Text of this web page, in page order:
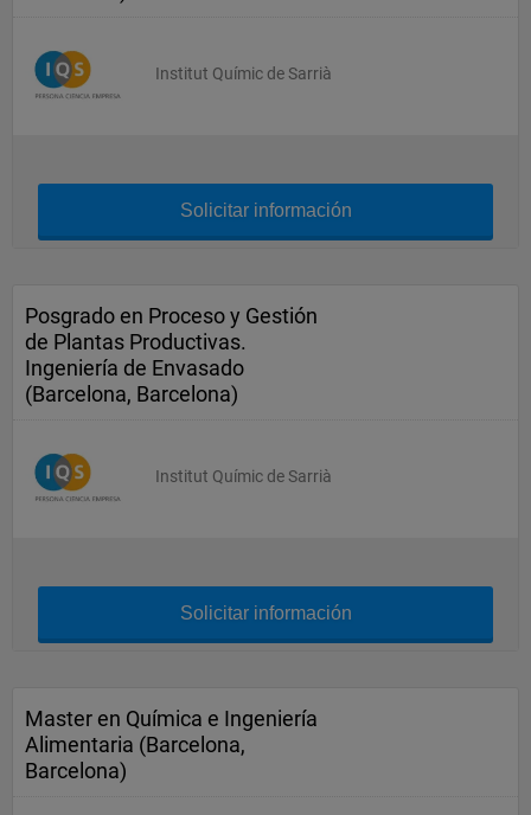
Institut Químic de Sarrià
Solicitar información
Posgrado en Proceso y Gestión
de Plantas Productivas.
Ingeniería de Envasado
(Barcelona, Barcelona)
Institut Químic de Sarrià
Solicitar información
Master en Química e Ingeniería
Alimentaria (Barcelona,
Barcelona)